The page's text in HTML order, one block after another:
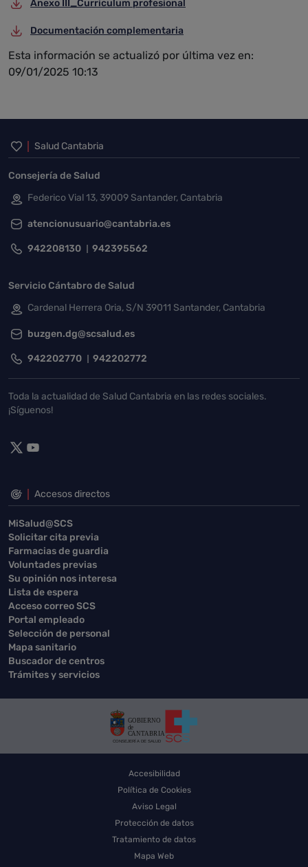
Anexo III_Curriculum profesional
Documentación complementaria
Esta información se actualizó por última vez en:
09/01/2025 10:13
Inicio del pie de página
Salud Cantabria
Consejería de Salud
Federico Vial 13, 39009 Santander, Cantabria
atencionusuario@cantabria.es
942208130 942395562
Servicio Cántabro de Salud
Cardenal Herrera Oria, S/N 39011 Santander, Cantabria
buzgen.dg@scsalud.es
942202770 942202772
Toda la actualidad de Salud Cantabria en las redes sociales.
¡Síguenos!
Accesos directos
MiSalud@SCS
Solicitar cita previa
Farmacias de guardia
Voluntades previas
Su opinión nos interesa
Lista de espera
Acceso correo SCS
Portal empleado
Selección de personal
Mapa sanitario
Buscador de centros
Trámites y servicios
Accesibilidad
Política de Cookies
Aviso Legal
Protección de datos
Tratamiento de datos
Mapa Web